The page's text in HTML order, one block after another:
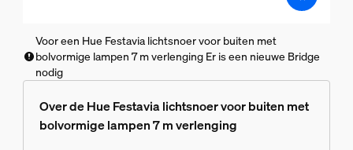
Voor een Hue Festavia lichtsnoer voor buiten met
bolvormige lampen 7 m verlenging Er is een nieuwe Bridge
nodig
Over de Hue Festavia lichtsnoer voor buiten met
bolvormige lampen 7 m verlenging